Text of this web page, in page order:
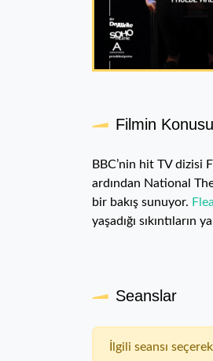
Filmin Konusu
BBC’nin hit TV dizisi
ardından National
bir bakış sunuyor.
yaşadığı
Seanslar
İlgili seansı